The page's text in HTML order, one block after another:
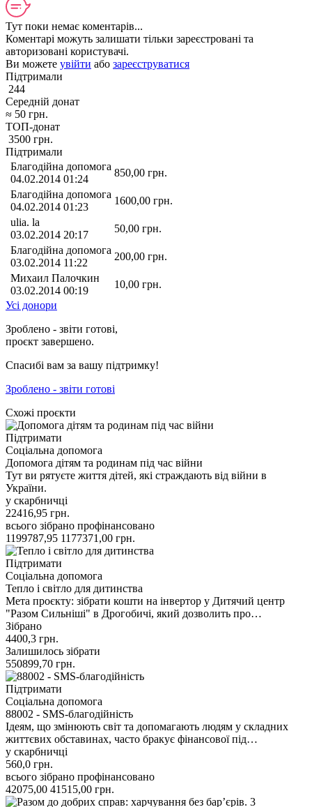
Тут поки немає коментарів...
Коментарі можуть залишати тільки зареєстровані та
авторизовані користувачі.
Ви можете увійти або зареєструватися
Підтримали
244
Середній донат
≈ 50 грн.
ТОП-донат
3500 грн.
Підтримали
Благодійна допомога
04.02.2014 01:24
850,00 грн.
Благодійна допомога
04.02.2014 01:23
1600,00 грн.
ulia. la
03.02.2014 20:17
50,00 грн.
Благодійна допомога
03.02.2014 11:22
200,00 грн.
Михаил Палочкин
03.02.2014 00:19
10,00 грн.
Усі донори
Зроблено - звіти готові,
проєкт завершено.
Спасибі вам за вашу підтримку!
Зроблено - звіти готові
Схожі проєкти
Підтримати
Соціальна допомога
Допомога дітям та родинам під час війни
Тут ви рятуєте життя дітей, які страждають від війни в
України.
у скарбничці
22416,95 грн.
всього зібрано профінансовано
1199787,95 1177371,00 грн.
Підтримати
Соціальна допомога
Тепло і світло для дитинства
Мета проєкту: зібрати кошти на інвертор у Дитячий центр
"Разом Сильніші" в Дрогобичі, який дозволить про…
Зібрано
4400,3 грн.
Залишилось зібрати
550899,70 грн.
Підтримати
Соціальна допомога
88002 - SMS-благодійність
Ідеям, що змінюють світ та допомагають людям у складних
життєвих обставинах, часто бракує фінансової під…
у скарбничці
560,0 грн.
всього зібрано профінансовано
42075,00 41515,00 грн.